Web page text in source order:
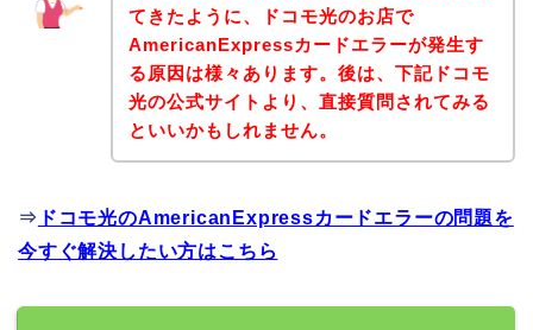
てきたように、ドコモ光のお店で
AmericanExpressカードエラーが発生す
る原因は様々あります。後は、下記ドコモ
光の公式サイトより、直接質問されてみる
といいかもしれません。
⇒ ドコモ光のAmericanExpressカードエラーの問題を
今すぐ解決したい方はこちら